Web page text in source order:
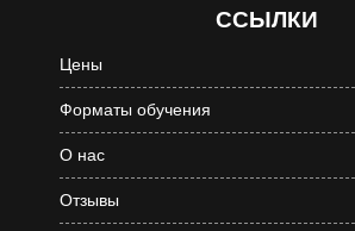
ССЫЛКИ
Цены
Форматы обучения
О нас
Отзывы